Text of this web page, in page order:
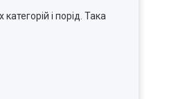
і порід. Така